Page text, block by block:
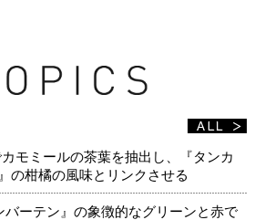
モミールの茶葉を抽出し、『タンカ
の柑橘の風味とリンクさせる
ーテン』の象徴的なグリーンと赤で